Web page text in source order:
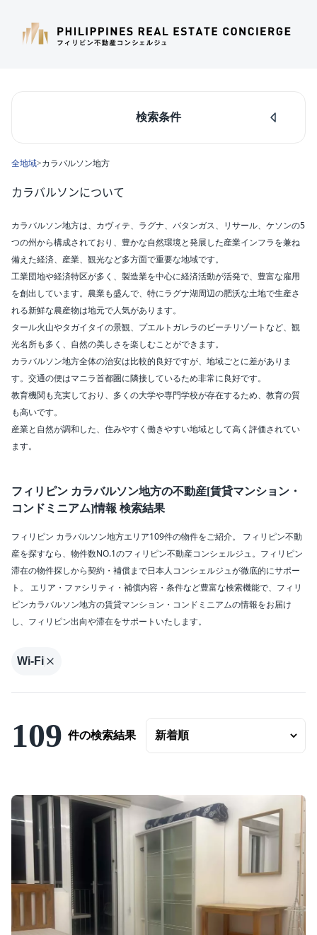
検索条件
マカティ
タギッグ
ルソン島中部
ダパオ
セブシティ
カラバルソン
エリア
カラバルソン地方(109)
アンティポロ (28)
バコール (27)
カインタ (18)
サンマテオ (11)
イムス (9)
タイタイ (9)
サンタローザ (4)
カビテ市 (2)
ビナンゴナン (2)
ゼネラル・トリアス (1)
賃料
〜
ベッドルーム数
〜
エアコンつき
プールつき
ジムあり
Wifi完備
コンシェルジュ
全地域>カラバルソン地方
カラバルソンについて
カラバルソン地方は、カヴィテ、ラグナ、バタンガス、リサール、ケソンの5
つの州から構成されており、豊かな自然環境と発展した産業インフラを兼ね
備えた経済、産業、観光など多方面で重要な地域です。
工業団地や経済特区が多く、製造業を中心に経済活動が活発で、豊富な雇用
を創出しています。農業も盛んで、特にラグナ湖周辺の肥沃な土地で生産さ
れる新鮮な農産物は地元で人気があります。
タール火山やタガイタイの景観、プエルトガレラのビーチリゾートなど、観
光名所も多く、自然の美しさを楽しむことができます。
カラバルソン地方全体の治安は比較的良好ですが、地域ごとに差がありま
す。交通の便はマニラ首都圏に隣接しているため非常に良好です。
教育機関も充実しており、多くの大学や専門学校が存在するため、教育の質
も高いです。
産業と自然が調和した、住みやすく働きやすい地域として高く評価されてい
ます。
フィリピン カラバルソン地方の不動産[賃貸マンション・
コンドミニアム]情報 検索結果
フィリピン カラバルソン地方エリア109件の物件をご紹介。 フィリピン不動
産を探すなら、物件数NO.1のフィリピン不動産コンシェルジュ。フィリピン
滞在の物件探しから契約・補償まで日本人コンシェルジュが徹底的にサポー
ト。 エリア・ファシリティ・補償内容・条件など豊富な検索機能で、フィリ
ピンカラバルソン地方の賃貸マンション・コンドミニアムの情報をお届け
し、フィリピン出向や滞在をサポートいたします。
Wi-Fi
109 件の検索結果